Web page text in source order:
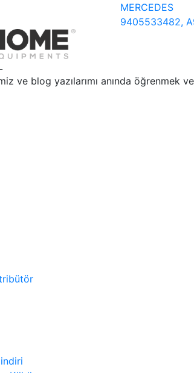
MERCEDES
9405533482,
ve blog yazılarımı anında öğrenmek